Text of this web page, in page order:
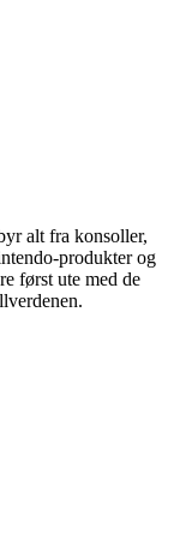
alt fra konsoller,
produkter og
først ute med de